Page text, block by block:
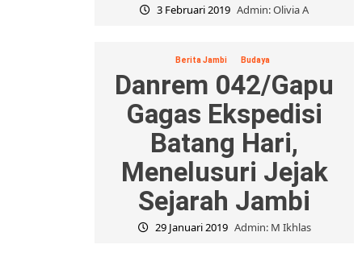
3 Februari 2019 Admin: Olivia A
Berita Jambi Budaya
Danrem 042/Gapu
Gagas Ekspedisi
Batang Hari,
Menelusuri Jejak
Sejarah Jambi
29 Januari 2019 Admin: M Ikhlas